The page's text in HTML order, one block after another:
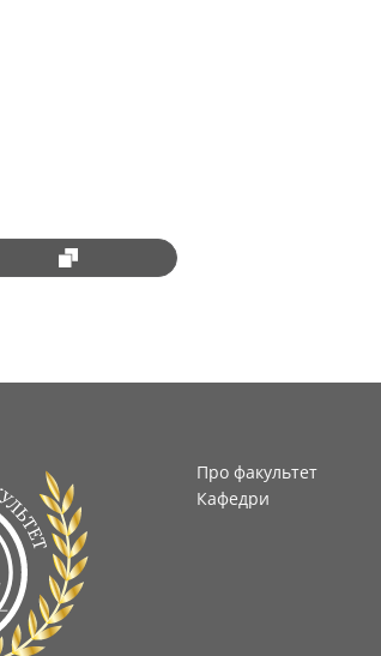
Про факультет
Кафедри